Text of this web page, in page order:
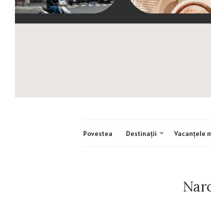
Povestea Destinații Vacanțele